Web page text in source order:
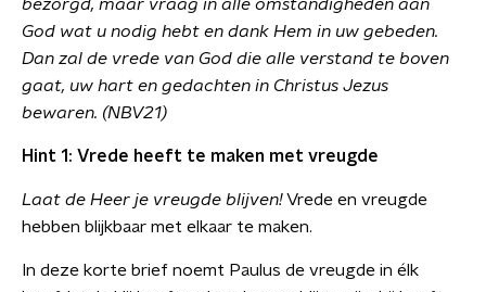
bezorgd, maar vraag in alle omstandigheden aan
God wat u nodig hebt en dank Hem in uw gebeden.
Dan zal de vrede van God die alle verstand te boven
gaat, uw hart en gedachten in Christus Jezus
bewaren. (NBV21)
Hint 1: Vrede heeft te maken met vreugde
Laat de Heer je vreugde blijven!Vrede en vreugde
hebben blijkbaar met elkaar te maken.
In deze korte brief noemt Paulus de vreugde in élk